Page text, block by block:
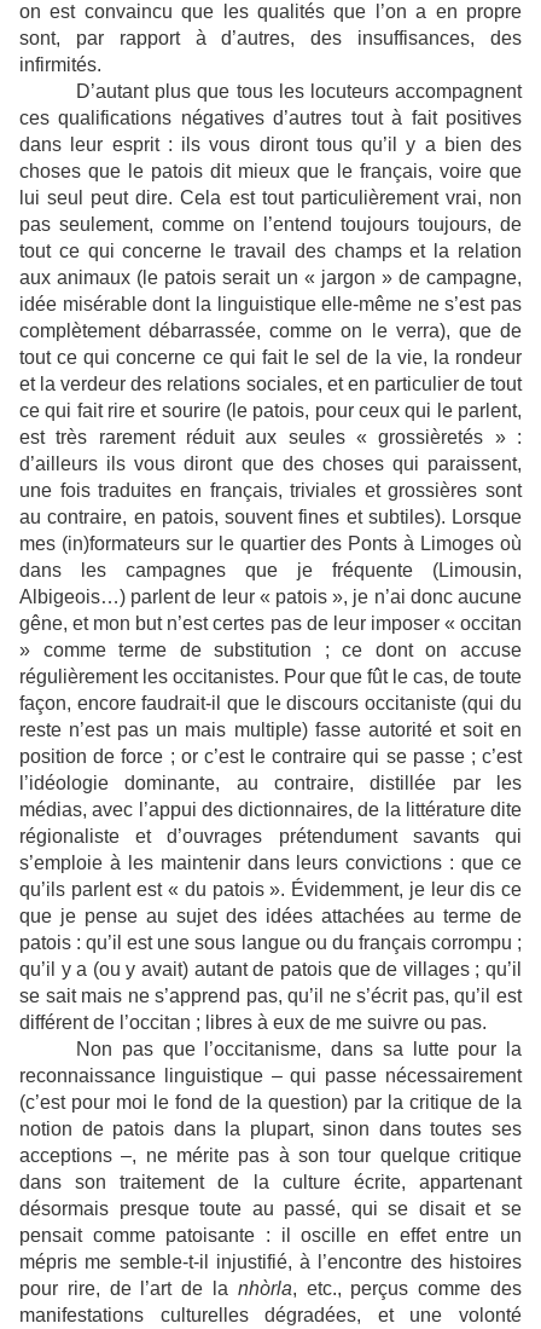
on est convaincu que les qualités que l’on a en propre
sont, par rapport à d’autres, des insuffisances, des
infirmités.
D’autant plus que tous les locuteurs accompagnent
ces qualifications négatives d’autres tout à fait positives
dans leur esprit : ils vous diront tous qu’il y a bien des
choses que le patois dit mieux que le français, voire que
lui seul peut dire. Cela est tout particulièrement vrai, non
pas seulement, comme on l’entend toujours toujours, de
tout ce qui concerne le travail des champs et la relation
aux animaux (le patois serait un « jargon » de campagne,
idée misérable dont la linguistique elle-même ne s’est pas
complètement débarrassée, comme on le verra), que de
tout ce qui concerne ce qui fait le sel de la vie, la rondeur
et la verdeur des relations sociales, et en particulier de tout
ce qui fait rire et sourire (le patois, pour ceux qui le parlent,
est très rarement réduit aux seules « grossièretés » :
d’ailleurs ils vous diront que des choses qui paraissent,
une fois traduites en français, triviales et grossières sont
au contraire, en patois, souvent fines et subtiles). Lorsque
mes (in)formateurs sur le quartier des Ponts à Limoges où
dans les campagnes que je fréquente (Limousin,
Albigeois…) parlent de leur « patois », je n’ai donc aucune
gêne, et mon but n’est certes pas de leur imposer « occitan
» comme terme de substitution ; ce dont on accuse
régulièrement les occitanistes. Pour que fût le cas, de toute
façon, encore faudrait-il que le discours occitaniste (qui du
reste n’est pas un mais multiple) fasse autorité et soit en
position de force ; or c’est le contraire qui se passe ; c’est
l’idéologie dominante, au contraire, distillée par les
médias, avec l’appui des dictionnaires, de la littérature dite
régionaliste et d’ouvrages prétendument savants qui
s’emploie à les maintenir dans leurs convictions : que ce
qu’ils parlent est « du patois ». Évidemment, je leur dis ce
que je pense au sujet des idées attachées au terme de
patois : qu’il est une sous langue ou du français corrompu ;
qu’il y a (ou y avait) autant de patois que de villages ; qu’il
se sait mais ne s’apprend pas, qu’il ne s’écrit pas, qu’il est
différent de l’occitan ; libres à eux de me suivre ou pas.
Non pas que l’occitanisme, dans sa lutte pour la
reconnaissance linguistique – qui passe nécessairement
(c’est pour moi le fond de la question) par la critique de la
notion de patois dans la plupart, sinon dans toutes ses
acceptions –, ne mérite pas à son tour quelque critique
dans son traitement de la culture écrite, appartenant
désormais presque toute au passé, qui se disait et se
pensait comme patoisante : il oscille en effet entre un
mépris me semble-t-il injustifié, à l’encontre des histoires
pour rire, de l’art de la nhòrla, etc., perçus comme des
manifestations culturelles dégradées, et une volonté